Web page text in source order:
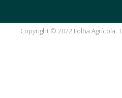
Copyright © 2022 Folha Agrícola.